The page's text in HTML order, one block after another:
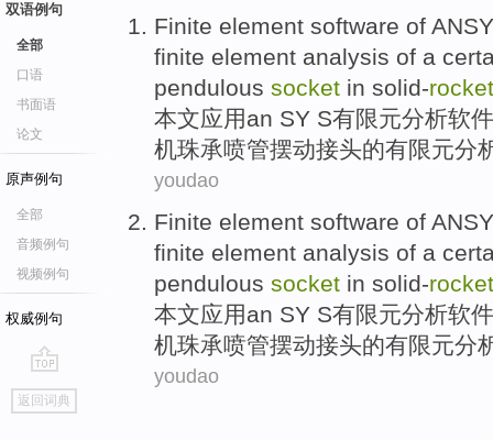
双语例句
全部
口语
书面语
论文
原声例句
全部
音频例句
视频例句
权威例句
go
top
返回词典
Finite element software of
finite element analysis of a
pendulous socket in solid-rocket
本文应用an SY S有限元分析软件
机珠承喷管摆动接头的有限元分
youdao
Finite element software of
finite element analysis of a
pendulous socket in solid-rocket
本文应用an SY S有限元分析软件
机珠承喷管摆动接头的有限元分
youdao